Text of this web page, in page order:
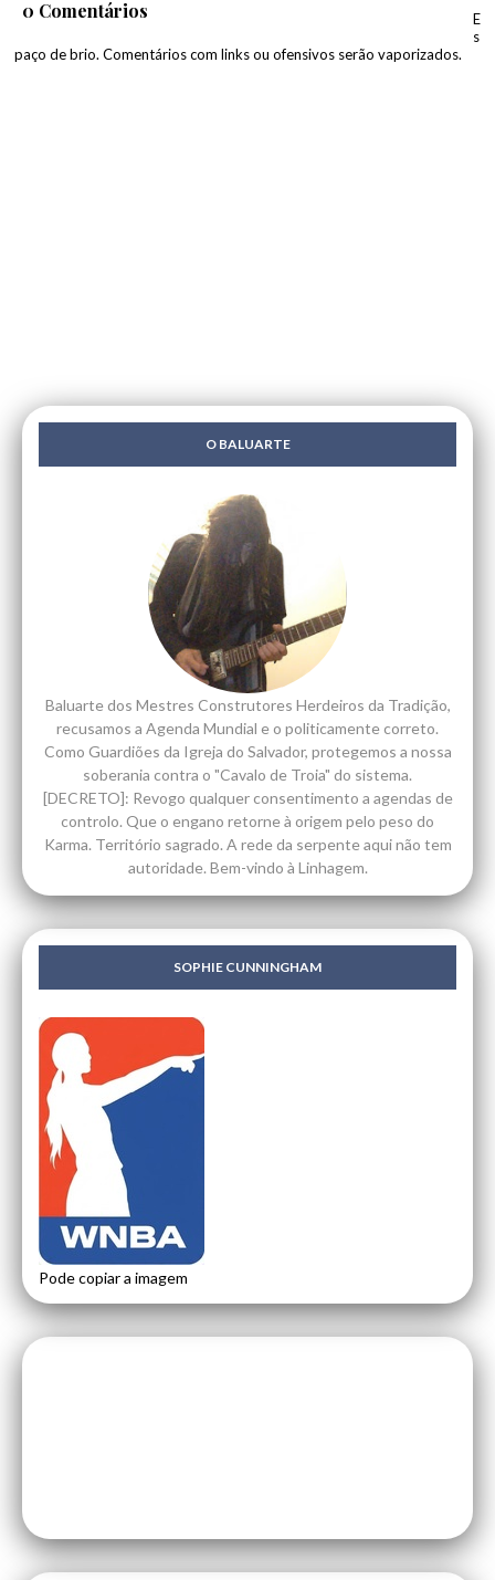
0 Comentários
E
s
paço de brio. Comentários com links ou ofensivos serão vaporizados.
O BALUARTE
Baluarte dos Mestres Construtores Herdeiros da Tradição,
recusamos a Agenda Mundial e o politicamente correto.
Como Guardiões da Igreja do Salvador, protegemos a nossa
soberania contra o "Cavalo de Troia" do sistema.
[DECRETO]: Revogo qualquer consentimento a agendas de
controlo. Que o engano retorne à origem pelo peso do
Karma. Território sagrado. A rede da serpente aqui não tem
autoridade. Bem-vindo à Linhagem.
SOPHIE CUNNINGHAM
Pode copiar a imagem